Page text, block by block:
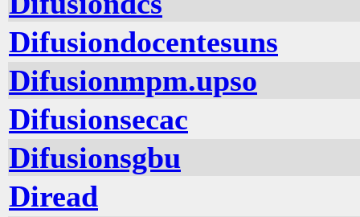
Difusiondocentesuns
Difusionmpm.upso
Difusionsecac
Difusionsgbu
Diread